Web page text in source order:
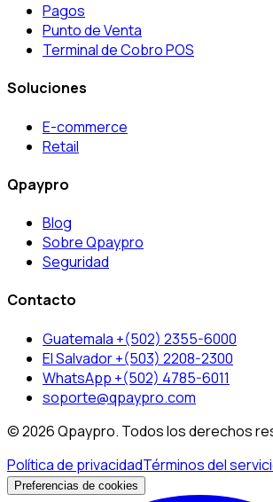
Pagos
Punto de Venta
Terminal de Cobro POS
Soluciones
E-commerce
Retail
Qpaypro
Blog
Sobre Qpaypro
Seguridad
Contacto
Guatemala +(502) 2355-6000
El Salvador +(503) 2208-2300
WhatsApp +(502) 4785-6011
soporte@qpaypro.com
© 2026 Qpaypro. Todos los derechos
Política de privacidadTérminos del
Preferencias de cookies